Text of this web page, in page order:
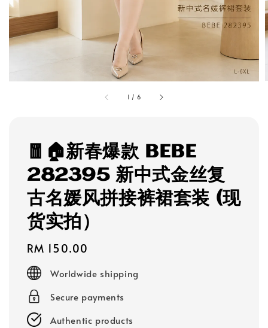
1 / 6
🧧🏠新春爆款 BEBE
282395 新中式金丝复
古名媛风拼接裤裙套装 (现
货实拍）
Regular
price
RM 150.00
Worldwide shipping
Secure payments
Authentic products